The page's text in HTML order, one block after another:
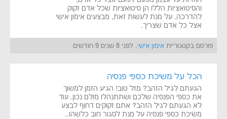
והסיטואציות הללו הן סיטואציות שכל אדם זקוק
להדרכה. על מנת לעשות זאת, מבצעים אימון אישי
אצל כל אדם שצריך.
פורסם בקטגוריית אימון אישי, לפני 8 שנים 9 חודשים
הכל על משיכת כספי פנסיה
הגעתם לגיל הזהב? מזל טוב! הגיע הזמן למשוך
את כספי הפנסיה שלכם ושתתנהלו מולם נכון. עוד
לא הגעתם לגיל הזהב? אתם זקוקים דחוף לבצע
משיכת כספי פנסיה על מנת לסגור חוב כלשהו..